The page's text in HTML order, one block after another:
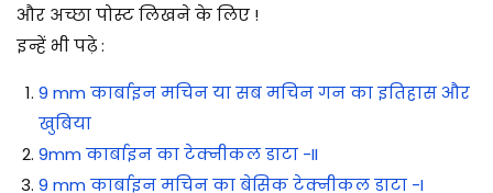
और अच्छा पोस्ट लिखने के लिए !
इन्हें भी पढ़े :
9 mm कार्बाइन मचिन या सब मचिन गन का इतिहास और
खुबिया
9mm कार्बाइन का टेक्नीकल डाटा -II
9 mm कार्बाइन मचिन का बेसिक टेक्नीकल डाटा -I